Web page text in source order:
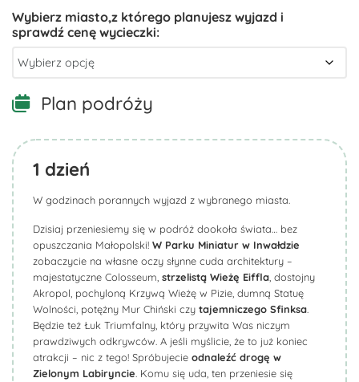
Plan podróży
1 dzień
W godzinach porannych wyjazd z wybranego miasta.
Dzisiaj przeniesiemy się w podróż dookoła świata… bez
opuszczania Małopolski! W Parku Miniatur w Inwałdzie
zobaczycie na własne oczy słynne cuda architektury –
majestatyczne Colosseum, strzelistą Wieżę Eiffla , dostojny
Akropol, pochyloną Krzywą Wieżę w Pizie, dumną Statuę
Wolności, potężny Mur Chiński czy tajemniczego Sfinksa
Będzie też Łuk Triumfalny, który przywita Was niczym
prawdziwych odkrywców. A jeśli myślicie, że to już koniec
atrakcji – nic z tego! Spróbujecie odnaleźć drogę w
Zielonym Labiryncie . Komu się uda, ten przeniesie się